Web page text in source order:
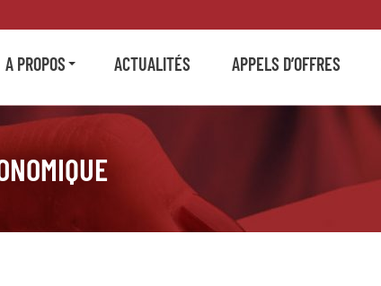
A PROPOS ACTUALITÉS APPELS D’OFFRES